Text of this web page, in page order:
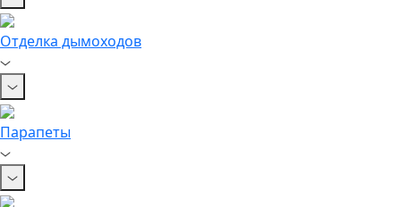
Отделка дымоходов
Парапеты